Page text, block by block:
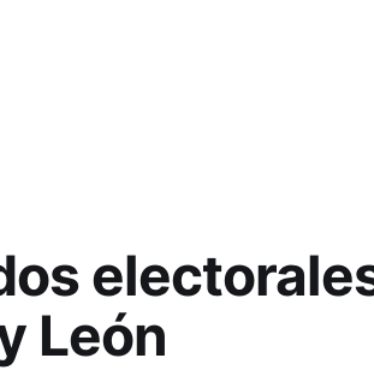
León